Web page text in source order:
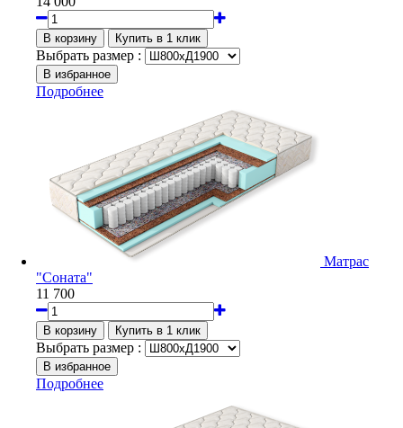
Выбрать размер :
Подробнее
Матрас
"Соната"
11 700
Выбрать размер :
Подробнее